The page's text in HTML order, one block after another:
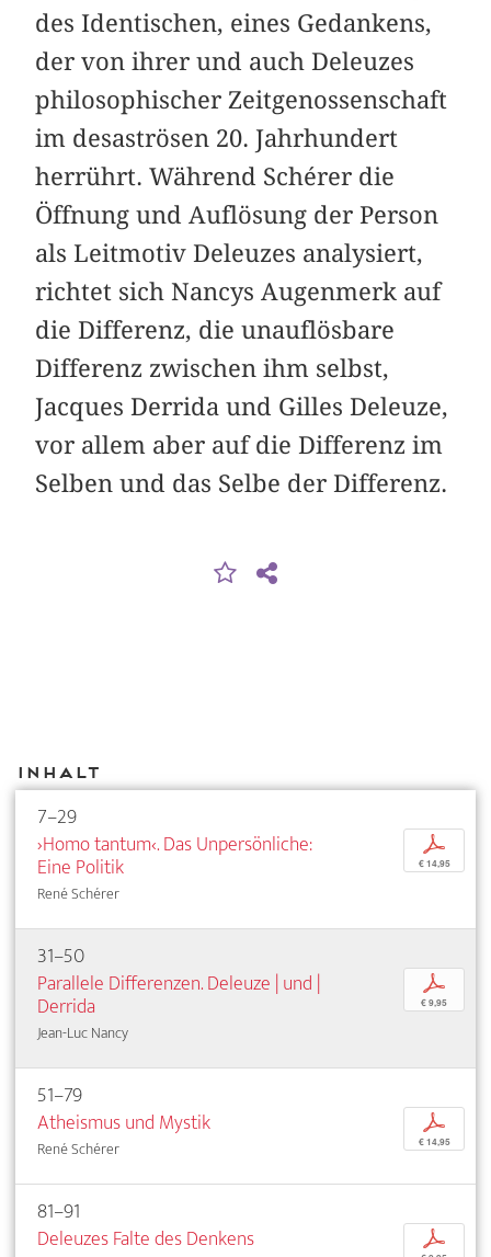
des Identischen, eines Gedankens,
der von ihrer und auch Deleuzes
philosophischer Zeitgenossenschaft
im desaströsen 20. Jahrhundert
herrührt. Während Schérer die
Öffnung und Auflösung der Person
als Leitmotiv Deleuzes analysiert,
richtet sich Nancys Augenmerk auf
die Differenz, die unauflösbare
Differenz zwischen ihm selbst,
Jacques Derrida und Gilles Deleuze,
vor allem aber auf die Differenz im
Selben und das Selbe der Differenz.
Inhalt
7–29
›Homo tantum‹. Das Unpersönliche:
Eine Politik
René Schérer
p
€ 14,95
31–50
Parallele Differenzen. Deleuze | und |
Derrida
Jean-Luc Nancy
p
€ 9,95
51–79
Atheismus und Mystik
René Schérer
p
€ 14,95
81–91
Deleuzes Falte des Denkens
p